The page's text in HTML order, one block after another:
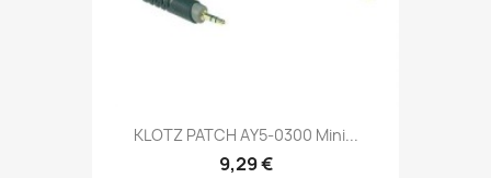
KLOTZ PATCH AY5-0300 Mini...
9,29 €